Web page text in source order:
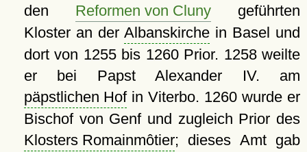
den Reformen von Clunygeführten
Kloster an derAlbanskirche in Basel und
dort von 1255 bis 1260 Prior. 1258 weilte
er bei Papst Alexander IV. am
päpstlichen Hofin Viterbo. 1260 wurde er
Bischof von Genf und zugleich Prior des
Klosters Romainmôtier; dieses Amt gab